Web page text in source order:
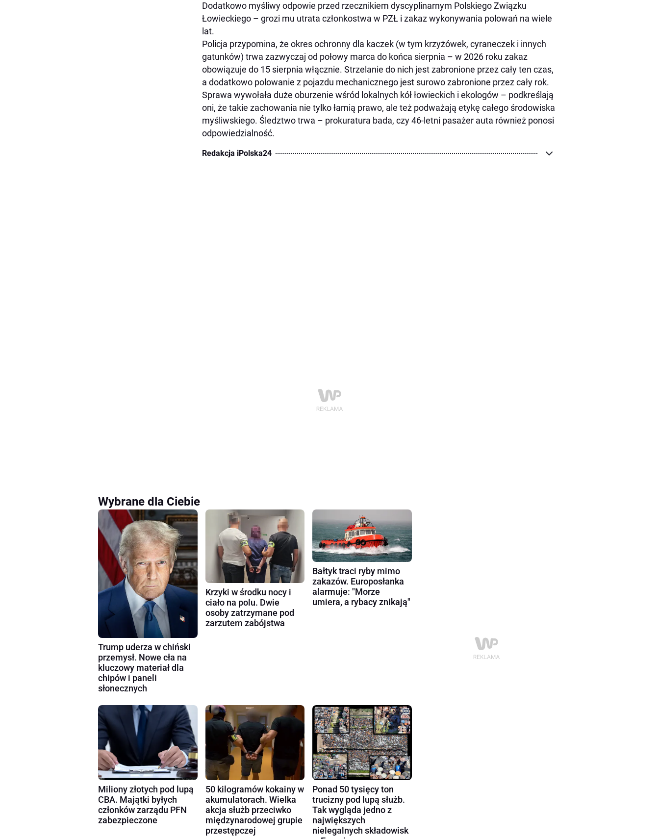
Dodatkowo myśliwy odpowie przed rzecznikiem dyscyplinarnym Polskiego Związku
Łowieckiego – grozi mu utrata członkostwa w PZŁ i zakaz wykonywania polowań na wiele
lat.
Policja przypomina, że okres ochronny dla kaczek (w tym krzyżówek, cyraneczek i innych
gatunków) trwa zazwyczaj od połowy marca do końca sierpnia – w 2026 roku zakaz
obowiązuje do 15 sierpnia włącznie. Strzelanie do nich jest zabronione przez cały ten czas,
a dodatkowo polowanie z pojazdu mechanicznego jest surowo zabronione przez cały rok.
Sprawa wywołała duże oburzenie wśród lokalnych kół łowieckich i ekologów – podkreślają
oni, że takie zachowania nie tylko łamią prawo, ale też podważają etykę całego środowiska
myśliwskiego. Śledztwo trwa – prokuratura bada, czy 46-letni pasażer auta również ponosi
odpowiedzialność.
Redakcja iPolska24
Wybrane dla Ciebie
Trump uderza w chiński
przemysł. Nowe cła na
kluczowy materiał dla
chipów i paneli
słonecznych
Krzyki w środku nocy i
ciało na polu. Dwie
osoby zatrzymane pod
zarzutem zabójstwa
Bałtyk traci ryby mimo
zakazów. Europosłanka
alarmuje: "Morze
umiera, a rybacy znikają"
Miliony złotych pod lupą
CBA. Majątki byłych
członków zarządu PFN
zabezpieczone
50 kilogramów kokainy w
akumulatorach. Wielka
akcja służb przeciwko
międzynarodowej grupie
przestępczej
Ponad 50 tysięcy ton
trucizny pod lupą służb.
Tak wygląda jedno z
największych
nielegalnych składowisk